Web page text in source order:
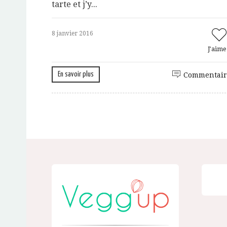
tarte et j’y...
8 janvier 2016
J'aime
En savoir plus